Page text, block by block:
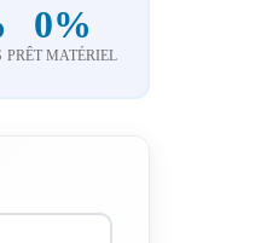
0%
PRÊT MATÉRIEL